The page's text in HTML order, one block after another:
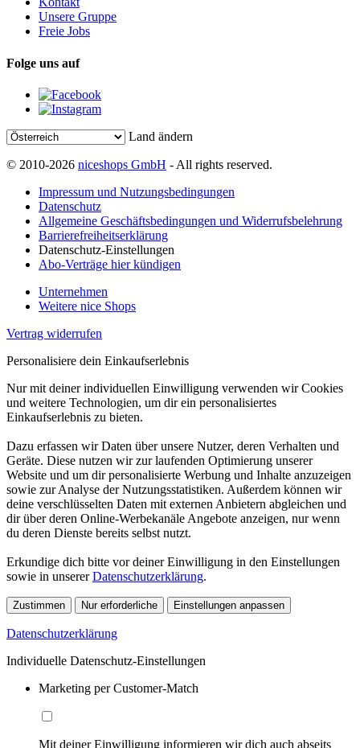
Unsere Gruppe
Freie Jobs
Folge uns auf
Land ändern
© 2010-2026 niceshops GmbH - All rights reserved.
Impressum und Nutzungsbedingungen
Datenschutz
Allgemeine Geschäftsbedingungen und Widerrufsbelehrung
Barrierefreiheitserklärung
Datenschutz-Einstellungen
Abo-Verträge hier kündigen
Unternehmen
Weitere nice Shops
Vertrag widerrufen
Personalisiere dein Einkaufserlebnis
Nur mit deiner individuellen Einwilligung verwenden wir Cookies
und weitere Technologien, um dir ein personalisiertes
Einkaufserlebnis zu bieten.
Dazu erfassen wir Daten über unsere Nutzer, deren Verhalten und
Geräte. Diese nutzen wir zur laufenden Optimierung unserer
Website und um dir personalisierte Werbung und Inhalte anzuzeigen
sowie zur Analyse der Nutzungsstatistiken. Außerdem können wir
deine verschlüsselten Daten mit externen Anbietern abgleichen und
dir über deren Online-Werbekanäle Angebote anzeigen, nur wenn
du deren Dienste bereits selbst nutzt.
Erkundige dich bitte vor deiner Einwilligung in den Einstellungen
sowie in unsererDatenschutzerklärung.
Zustimmen Nur erforderliche Einstellungen anpassen
Datenschutzerklärung
Individuelle Datenschutz-Einstellungen
Marketing per Customer-Match
Mit deiner Einwilligung informieren wir dich auch abseits